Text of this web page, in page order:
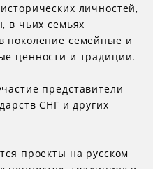
личностей,
в чьих семьях
поколение семейные и
ценности и традиции.
представители
СНГ и других
проекты на русском